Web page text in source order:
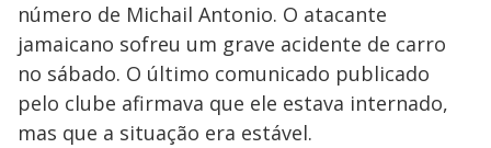
número de Michail Antonio. O atacante
jamaicano sofreu um grave acidente de carro
no sábado. O último comunicado publicado
pelo clube afirmava que ele estava internado,
mas que a situação era estável.